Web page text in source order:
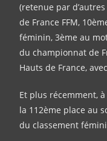
(retenue par
de France FFM,
féminin, 3ème au
du championnat de
Hauts de France,
Et plus récemment,
la 112ème place au
du classement